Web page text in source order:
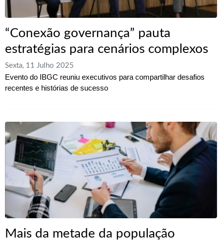
“Conexão governança” pauta
estratégias para cenários complexos
Sexta, 11 Julho 2025
Evento do IBGC reuniu executivos para compartilhar desafios
recentes e histórias de sucesso
Mais da metade da população